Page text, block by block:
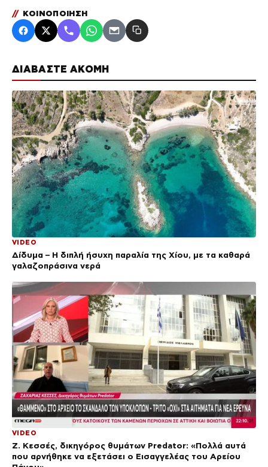
ΔΙΑΒΑΣΤΕ ΑΚΟΜΗ
VIDEO
Δίδυμα – Η διπλή ήσυχη παραλία της Χίου, με τα καθαρά
γαλαζοπράσινα νερά
VIDEO
Ζ. Κεσσές, δικηγόρος θυμάτων Predator: «Πολλά αυτά
που αρνήθηκε να εξετάσει ο Εισαγγελέας του Αρείου
// ΚΟΙΝΟΠΟΙΗΣΗ